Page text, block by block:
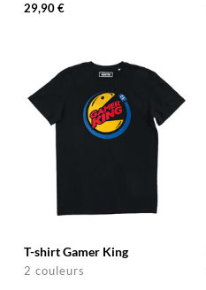
29,90 €
T-shirt Gamer King
2 couleurs